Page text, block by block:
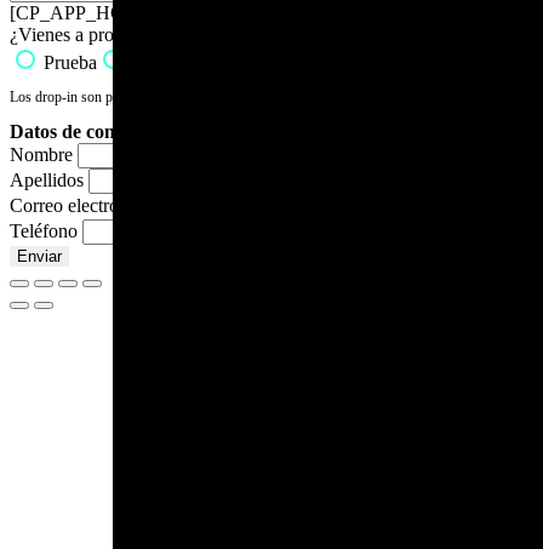
[CP_APP_HOUR_BOOKING id="2"]
¿Vienes a probar o drop-in?
Prueba
Los drop-in son para personas ya iniciadas y tienen un precio de 10€.
Datos de contacto
Nombre
Apellidos
Correo electrónico
Teléfono
Enviar